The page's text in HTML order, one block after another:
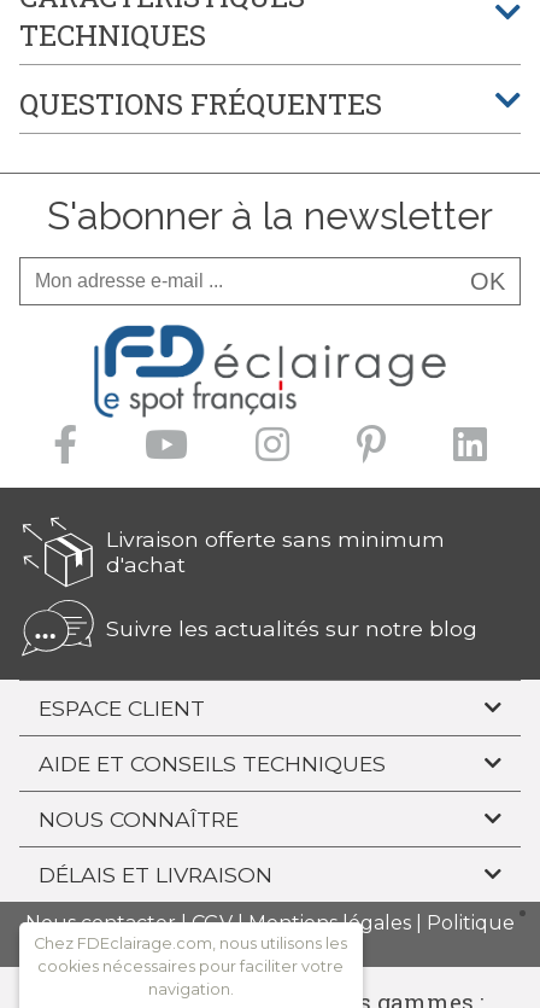
TECHNIQUES
QUESTIONS FRÉQUENTES
S'abonner à la newsletter
OK
Livraison offerte sans minimum
d'achat
Suivre les actualités sur notre blog
ESPACE CLIENT
AIDE ET CONSEILS TECHNIQUES
NOUS CONNAÎTRE
DÉLAIS ET LIVRAISON
Nous contacter|CGV|Mentions légales
Politique
de confidentialité
Consulter l'ensemble de nos gammes :
Chez FDEclairage.com, nous utilisons les
cookies nécessaires pour faciliter votre
navigation.